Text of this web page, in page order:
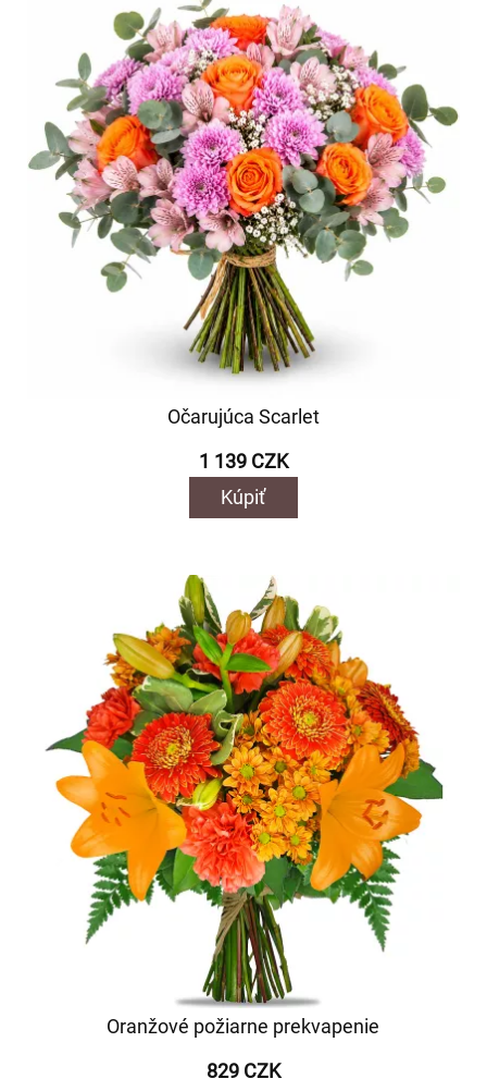
Očarujúca Scarlet
1 139 CZK
Kúpiť
Oranžové požiarne prekvapenie
829 CZK